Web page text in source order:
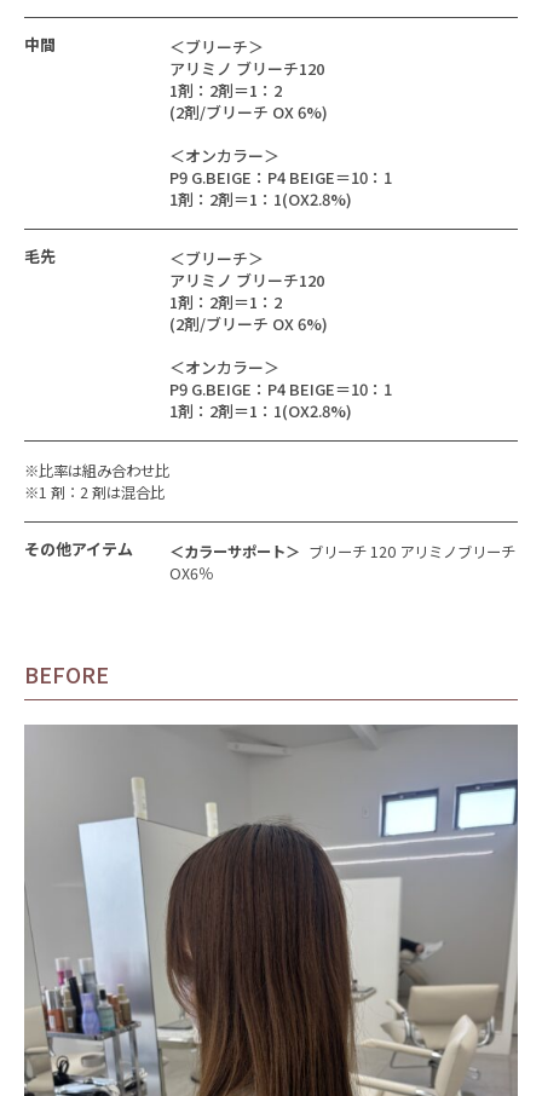
中間
＜ブリーチ＞
アリミノ ブリーチ120
1剤：2剤＝1：2
(2剤/ブリーチ OX 6%)
＜オンカラー＞
P9 G.BEIGE：P4 BEIGE＝10：1
1剤：2剤＝1：1(OX2.8%)
毛先
＜ブリーチ＞
アリミノ ブリーチ120
1剤：2剤＝1：2
(2剤/ブリーチ OX 6%)
＜オンカラー＞
P9 G.BEIGE：P4 BEIGE＝10：1
1剤：2剤＝1：1(OX2.8%)
※比率は組み合わせ比
※1 剤：2 剤は混合比
その他アイテム ＜カラーサポート＞ ブリーチ 120 アリミノブリーチ
OX6％
BEFORE